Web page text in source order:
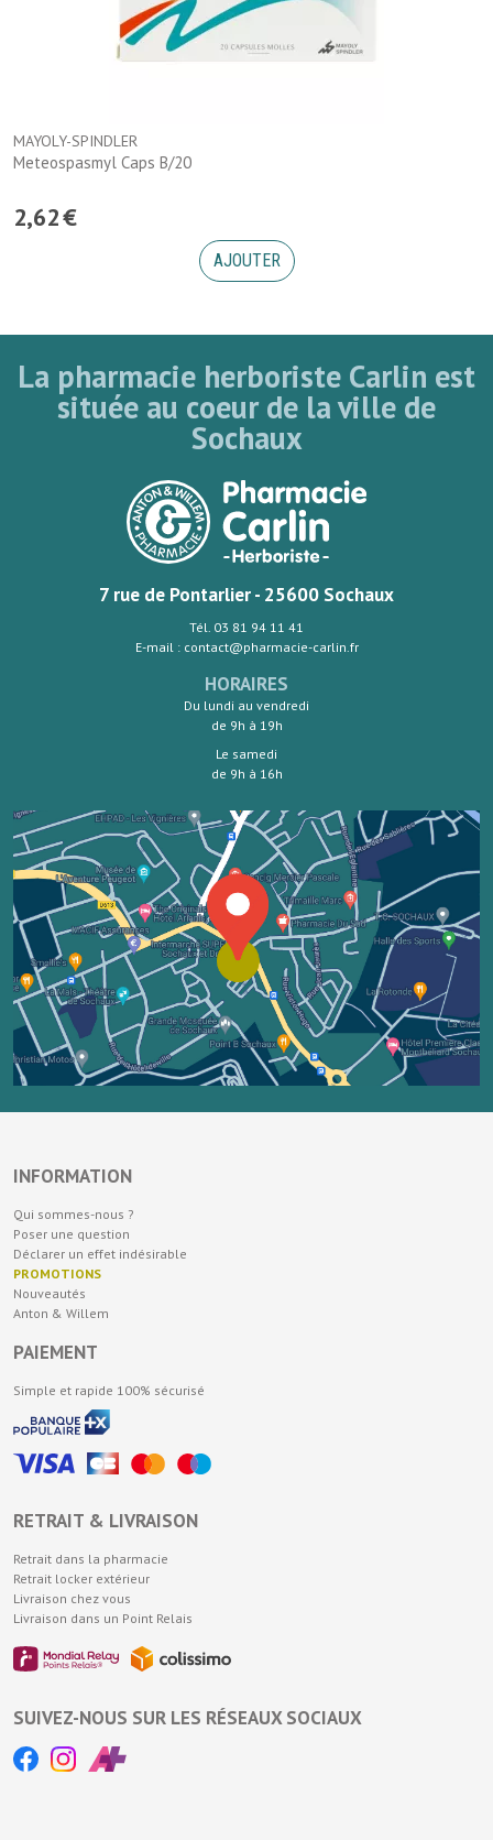
MAYOLY-SPINDLER
Meteospasmyl Caps B/20
2,62€
AJOUTER
La pharmacie herboriste Carlin est
située au coeur de la ville de
Sochaux
7 rue de Pontarlier - 25600 Sochaux
Tél. 03 81 94 11 41
E-mail : contact@pharmacie-carlin.fr
HORAIRES
Du lundi au vendredi
de 9h à 19h
Le samedi
de 9h à 16h
INFORMATION
Qui sommes-nous ?
Poser une question
Déclarer un effet indésirable
PROMOTIONS
Nouveautés
Anton & Willem
PAIEMENT
Simple et rapide 100% sécurisé
RETRAIT & LIVRAISON
Retrait dans la pharmacie
Retrait locker extérieur
Livraison chez vous
Livraison dans un Point Relais
SUIVEZ-NOUS SUR LES RÉSEAUX SOCIAUX